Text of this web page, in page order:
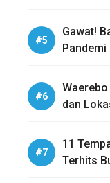
Gawat!
Pandemi
dan
11
Terhits